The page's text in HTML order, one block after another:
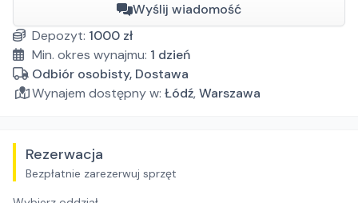
Wyślij wiadomość
Depozyt: 1000 zł
Min. okres wynajmu: 1 dzień
Odbiór osobisty, Dostawa
Wynajem dostępny w: Łódź,Warszawa
Rezerwacja
Bezpłatnie zarezerwuj sprzęt